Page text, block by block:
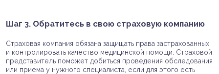
Шаг 3. Обратитесь в свою страховую компанию
Страховая компания обязана защищать права застрахованных
и контролировать качество медицинской помощи. Страховой
представитель поможет добиться проведения обследования
или приема у нужного специалиста, если для этого есть